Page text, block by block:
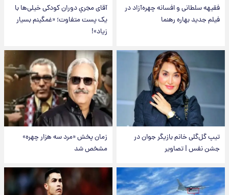
فقیهه سلطانی و افسانه چهره‌آزاد در
فیلم جدید بهاره رهنما
آقای مجریِ دوران کودکی خیلی‌ها با
یک پست متفاوت؛ «غمگینم بسیار
زیاد»!
تیپ گل‌گلی خانم بازیگر جوان در
جشن نفس | تصاویر
زمان پخش «مرد سه هزار چهره»
مشخص شد